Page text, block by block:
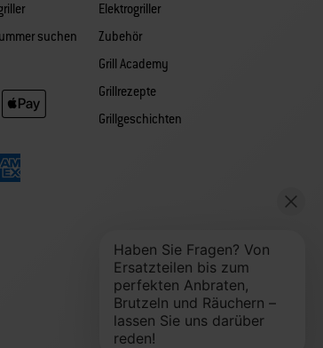
suchen
Elektrogriller
Zubehör
Grill Academy
Grillrezepte
Grillgeschichten